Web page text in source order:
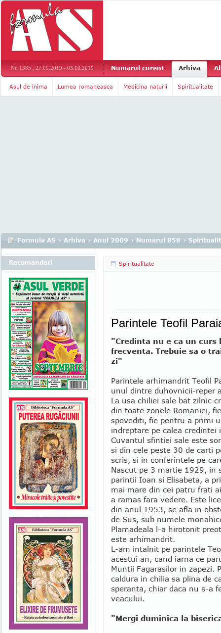
Nr. 1385 , 27.09.2019 - 03.10.2019 Numarul curent Arhiva
Asul de inima Lumea romaneasca Medicina naturii Spiritualitate
Formula AS › Arhiva › Anul 2009 › Numarul 858 ›
Spiritualitate
Parintele Teofil
"Credinta nu e ca un curs
frecventa. Trebuie sa o
zi"
Parintele arhimandrit Teofil
unul dintre duhovnicii-reper
La usa chiliei sale bat zilnic
din toate zonele Romaniei,
spovediti, fie pentru a primi
indreptare pe calea credintei
Cuvantul sfintiei sale este
si din cele peste 30 de carti
scris, si in conferintele pe
Nascut pe 3 martie 1929, in
parintii Ioan si Elisabeta, a
mai mare din cei patru frati
a ramas fara vedere. Este
din anul 1953, se afla in
de Sus, sub numele
Plamadeala l-a hirotonit
este arhimandrit.
L-am intalnit pe parintele
acestui an, cand iarna ce
Muntii Fagarasilor in zapezi.
caldura in chilia sa plina de
speranta, chiar daca nu s-a
veacului.
"Mergi duminica la
Recomandari